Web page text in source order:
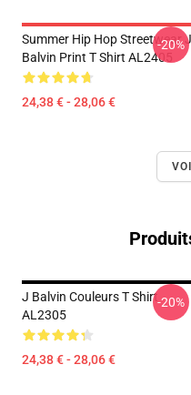
Summer Hip Hop Streetwear J
Balvin Print T Shirt AL2405
24,38 € - 28,06 €
-20%
J Balvin Couleurs T Shirt
AL2305
24,38 € - 28,06 €
-20%